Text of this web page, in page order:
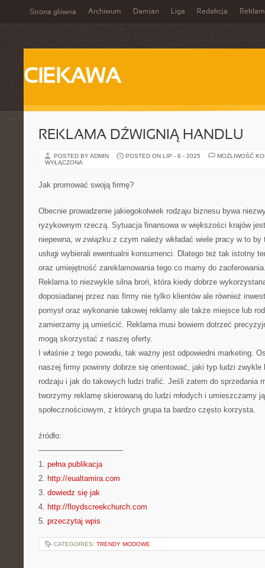
Strona główna Archiwum Damian Liga Redakcja
CIEKAWA
REKLAMA DŹWIGNIĄ HANDLU
POSTED BY ADMIN POSTED ON LIP - 6 - 2025
MOŻLIWOŚĆ
WYŁĄCZONA
Jak promować swoją firmę?
Obecnie prowadzenie jakiegokolwiek rodzaju biznesu bywa
ryzykownym rzeczą. Sytuacja finansowa w większości krajów
niepewna, w związku z czym należy wkładać wiele pracy w to by
usługi wybierali ewentualni konsumenci. Dlatego też tak istotny
oraz umiejętność zareklamowania tego co mamy do
Reklama to niezwykle silna broń, która kiedy dobrze
doposiadanej przez nas firmy nie tylko klientów ale również
pomysł oraz wykonanie takowej reklamy ale także miejsce lub
zamierzamy ją umieścić. Reklama musi bowiem dotrzeć
mogą skorzystać z naszej oferty.
I właśnie z tego powodu, tak ważny jest odpowiedni marketing.
naszej firmy powinny dobrze się orientować, jaki typ ludzi zwykle
rodzaju i jak do takowych ludzi trafić. Jeśli zatem do sprzedania
tworzymy reklamę skierowaną do ludzi młodych i umieszczamy
społecznościowym, z których grupa ta bardzo często korzysta.
źródło:
———————————
1. pełna publikacja
2. http://eualtamira.com
3. dowiedz się jak
4. http://floydscreekchurch.com
5. przeczytaj wpis
CATEGORIES: TRENDY MODOWE